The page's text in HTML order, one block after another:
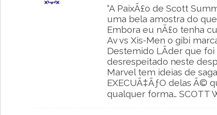
“A PaixÃ£o de Scott
uma bela amostra do
Embora eu nÃ£o tenha
Av vs Xis-Men o gibi
Destemido LÃ­der que
desrespeitado neste
Marvel tem ideias de
EXECUÃ‡ÃƒO delas Ã©
qualquer forma… SCOTT